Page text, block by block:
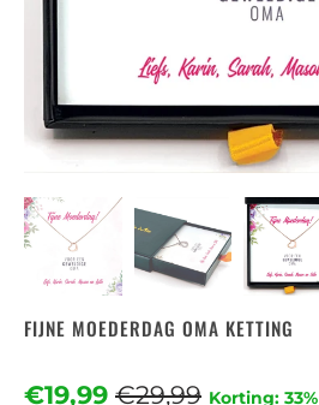
FIJNE MOEDERDAG OMA KETTING
€19,99 €29,99 Korting: